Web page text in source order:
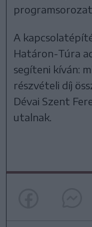
A
Határon-Túra
segíteni kíván:
részvételi díj
Dévai Szent
utalnak.